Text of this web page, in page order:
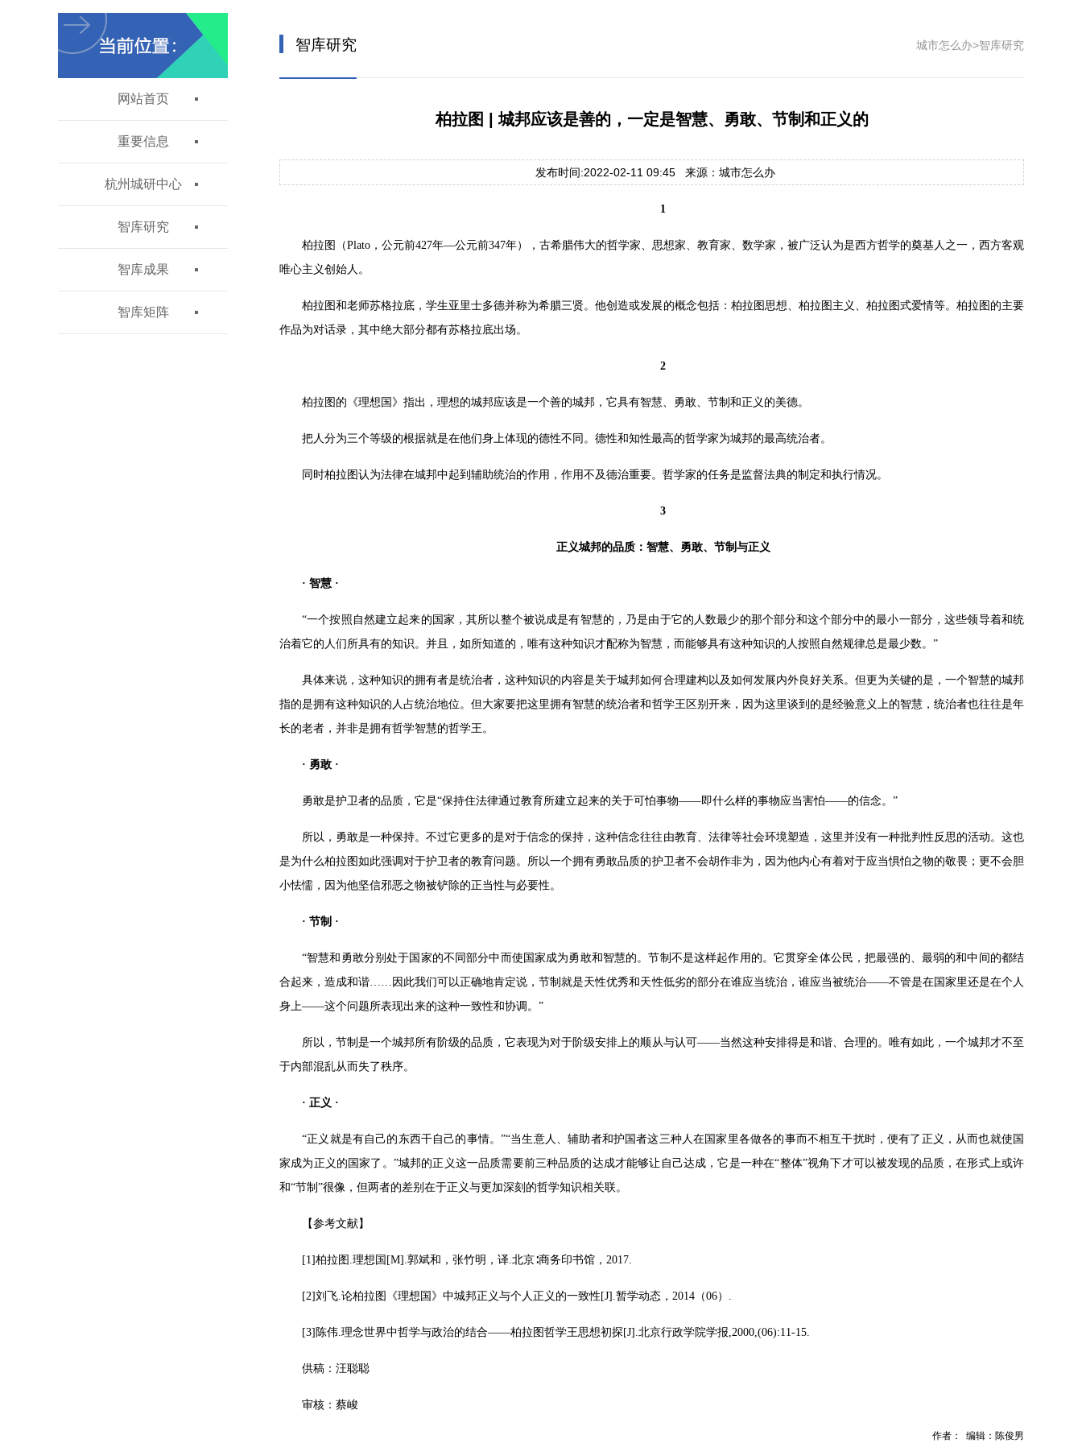
网站首页
重要信息
杭州城研中心
智库研究
智库成果
智库矩阵
智库研究 城市怎么办>智库研究
柏拉图 | 城邦应该是善的，一定是智慧、勇敢、节制和正义的
发布时间:2022-02-11 09:45 来源：城市怎么办
1
柏拉图（Plato，公元前427年—公元前347年），古希腊伟大的哲学家、思想家、教育家、数学家，被广泛认为是西方哲学的奠基人之一，西方客观
唯心主义创始人。
柏拉图和老师苏格拉底，学生亚里士多德并称为希腊三贤。他创造或发展的概念包括：柏拉图思想、柏拉图主义、柏拉图式爱情等。柏拉图的主要
作品为对话录，其中绝大部分都有苏格拉底出场。
2
柏拉图的《理想国》指出，理想的城邦应该是一个善的城邦，它具有智慧、勇敢、节制和正义的美德。
把人分为三个等级的根据就是在他们身上体现的德性不同。德性和知性最高的哲学家为城邦的最高统治者。
同时柏拉图认为法律在城邦中起到辅助统治的作用，作用不及德治重要。哲学家的任务是监督法典的制定和执行情况。
3
正义城邦的品质：智慧、勇敢、节制与正义
· 智慧 ·
“一个按照自然建立起来的国家，其所以整个被说成是有智慧的，乃是由于它的人数最少的那个部分和这个部分中的最小一部分，这些领导着和统
治着它的人们所具有的知识。并且，如所知道的，唯有这种知识才配称为智慧，而能够具有这种知识的人按照自然规律总是最少数。”
具体来说，这种知识的拥有者是统治者，这种知识的内容是关于城邦如何合理建构以及如何发展内外良好关系。但更为关键的是，一个智慧的城邦
指的是拥有这种知识的人占统治地位。但大家要把这里拥有智慧的统治者和哲学王区别开来，因为这里谈到的是经验意义上的智慧，统治者也往往是年
长的老者，并非是拥有哲学智慧的哲学王。
· 勇敢 ·
勇敢是护卫者的品质，它是“保持住法律通过教育所建立起来的关于可怕事物——即什么样的事物应当害怕——的信念。”
所以，勇敢是一种保持。不过它更多的是对于信念的保持，这种信念往往由教育、法律等社会环境塑造，这里并没有一种批判性反思的活动。这也
是为什么柏拉图如此强调对于护卫者的教育问题。所以一个拥有勇敢品质的护卫者不会胡作非为，因为他内心有着对于应当惧怕之物的敬畏；更不会胆
小怯懦，因为他坚信邪恶之物被铲除的正当性与必要性。
· 节制 ·
“智慧和勇敢分别处于国家的不同部分中而使国家成为勇敢和智慧的。节制不是这样起作用的。它贯穿全体公民，把最强的、最弱的和中间的都结
合起来，造成和谐……因此我们可以正确地肯定说，节制就是天性优秀和天性低劣的部分在谁应当统治，谁应当被统治——不管是在国家里还是在个人
身上——这个问题所表现出来的这种一致性和协调。”
所以，节制是一个城邦所有阶级的品质，它表现为对于阶级安排上的顺从与认可——当然这种安排得是和谐、合理的。唯有如此，一个城邦才不至
于内部混乱从而失了秩序。
· 正义 ·
“正义就是有自己的东西干自己的事情。”“当生意人、辅助者和护国者这三种人在国家里各做各的事而不相互干扰时，便有了正义，从而也就使国
家成为正义的国家了。”城邦的正义这一品质需要前三种品质的达成才能够让自己达成，它是一种在“整体”视角下才可以被发现的品质，在形式上或许
和“节制”很像，但两者的差别在于正义与更加深刻的哲学知识相关联。
【参考文献】
[1]柏拉图.理想国[M].郭斌和，张竹明，译.北京∶商务印书馆，2017.
[2]刘飞.论柏拉图《理想国》中城邦正义与个人正义的一致性[J].暂学动态，2014（06）.
[3]陈伟.理念世界中哲学与政治的结合——柏拉图哲学王思想初探[J].北京行政学院学报,2000,(06):11-15.
供稿：汪聪聪
审核：蔡峻
作者： 编辑：陈俊男